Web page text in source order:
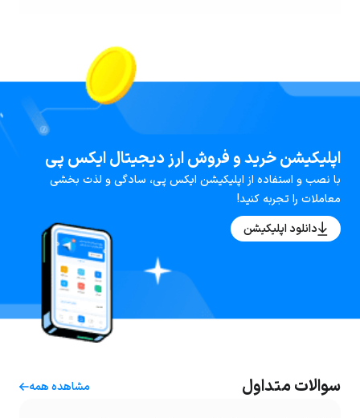
اپلیکیشن خرید و فروش ارز دیجیتال ایکس پی
با نصب و استفاده از اپلیکیشن ایکس پی، سادگی و لذت بخشی
معاملات را تجربه کنید!
دانلود اپلیکیشن
سوالات متداول مشاهده همه